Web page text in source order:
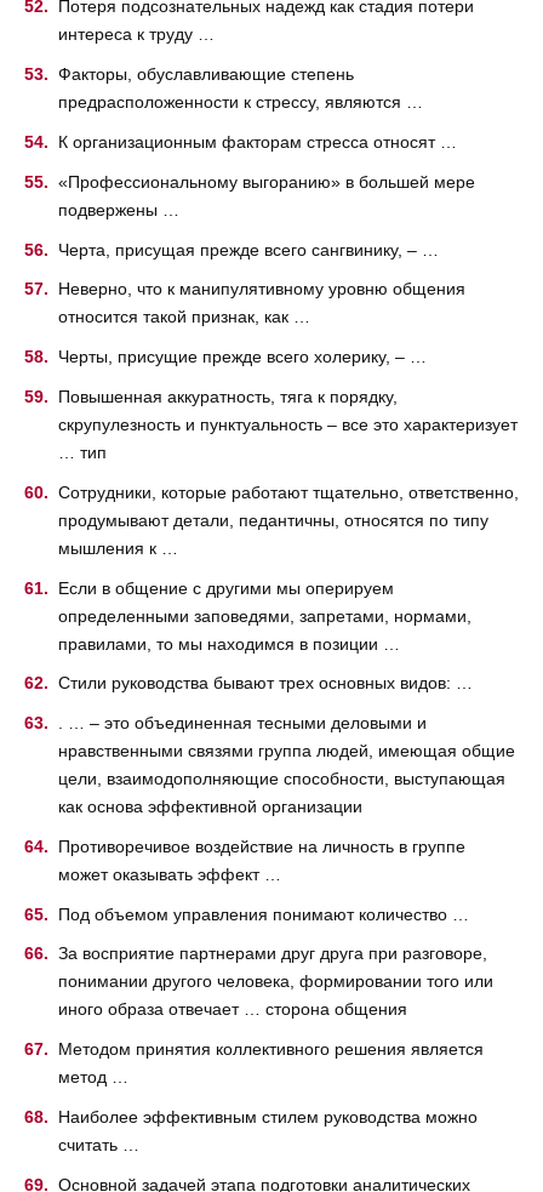
Потеря подсознательных надежд как стадия потери
интереса к труду …
Факторы, обуславливающие степень
предрасположенности к стрессу, являются …
К организационным факторам стресса относят …
«Профессиональному выгоранию» в большей мере
подвержены …
Черта, присущая прежде всего сангвинику, – …
Неверно, что к манипулятивному уровню общения
относится такой признак, как …
Черты, присущие прежде всего холерику, – …
Повышенная аккуратность, тяга к порядку,
скрупулезность и пунктуальность – все это характеризует
… тип
Сотрудники, которые работают тщательно, ответственно,
продумывают детали, педантичны, относятся по типу
мышления к …
Если в общение с другими мы оперируем
определенными заповедями, запретами, нормами,
правилами, то мы находимся в позиции …
Стили руководства бывают трех основных видов: …
. … – это объединенная тесными деловыми и
нравственными связями группа людей, имеющая общие
цели, взаимодополняющие способности, выступающая
как основа эффективной организации
Противоречивое воздействие на личность в группе
может оказывать эффект …
Под объемом управления понимают количество …
За восприятие партнерами друг друга при разговоре,
понимании другого человека, формировании того или
иного образа отвечает … сторона общения
Методом принятия коллективного решения является
метод …
Наиболее эффективным стилем руководства можно
считать …
Основной задачей этапа подготовки аналитических